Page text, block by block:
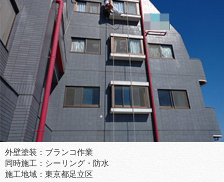
外壁塗装：ブランコ作業
同時施工：シーリング・防水
施工地域：東京都足立区